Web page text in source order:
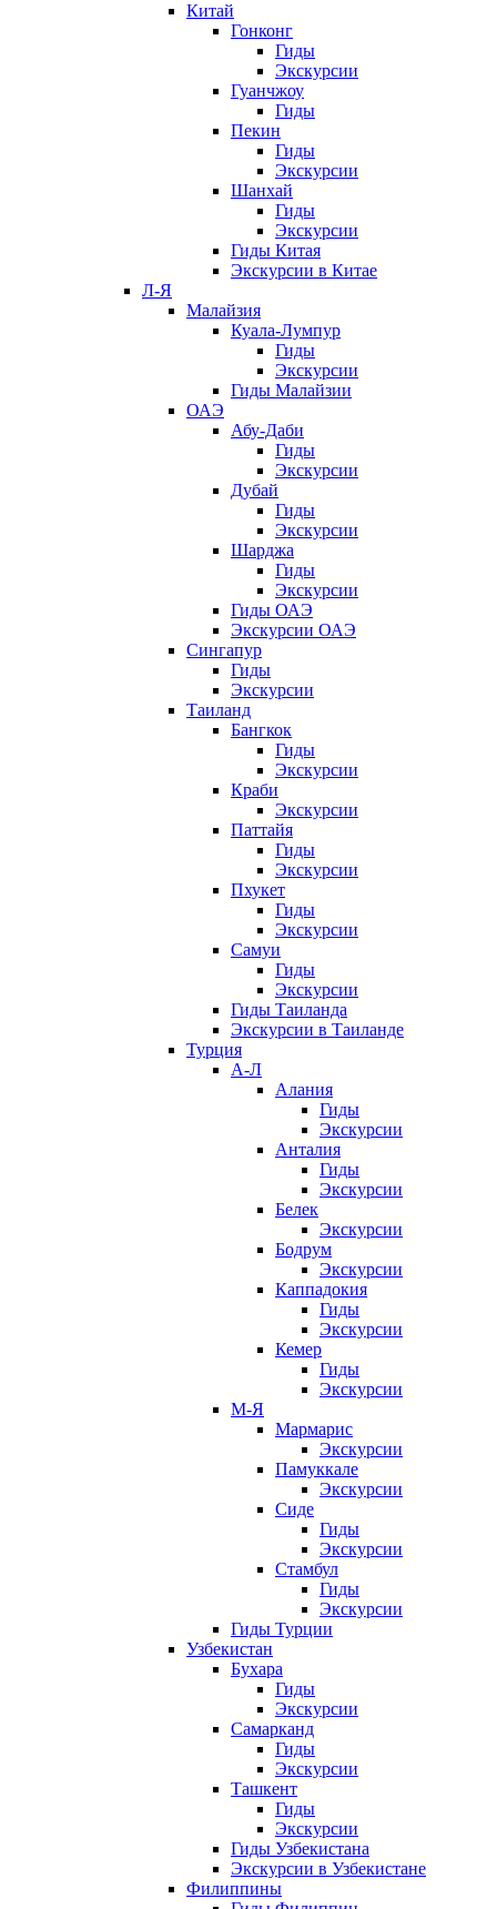
Китай
Гонконг
Гиды
Экскурсии
Гуанчжоу
Гиды
Пекин
Гиды
Экскурсии
Шанхай
Гиды
Экскурсии
Гиды Китая
Экскурсии в Китае
Л-Я
Малайзия
Куала-Лумпур
Гиды
Экскурсии
Гиды Малайзии
ОАЭ
Абу-Даби
Гиды
Экскурсии
Дубай
Гиды
Экскурсии
Шарджа
Гиды
Экскурсии
Гиды ОАЭ
Экскурсии ОАЭ
Сингапур
Гиды
Экскурсии
Таиланд
Бангкок
Гиды
Экскурсии
Краби
Экскурсии
Паттайя
Гиды
Экскурсии
Пхукет
Гиды
Экскурсии
Самуи
Гиды
Экскурсии
Гиды Таиланда
Экскурсии в Таиланде
Турция
А-Л
Алания
Гиды
Экскурсии
Анталия
Гиды
Экскурсии
Белек
Экскурсии
Бодрум
Экскурсии
Каппадокия
Гиды
Экскурсии
Кемер
Гиды
Экскурсии
М-Я
Мармарис
Экскурсии
Памуккале
Экскурсии
Сиде
Гиды
Экскурсии
Стамбул
Гиды
Экскурсии
Гиды Турции
Узбекистан
Бухара
Гиды
Экскурсии
Самарканд
Гиды
Экскурсии
Ташкент
Гиды
Экскурсии
Гиды Узбекистана
Экскурсии в Узбекистане
Филиппины